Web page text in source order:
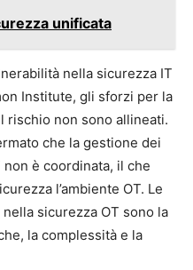
unificata
nella sicurezza IT
Institute, gli sforzi per la
rischio non sono allineati.
che la gestione dei
è coordinata, il che
l’ambiente OT. Le
sicurezza OT sono la
la complessità e la